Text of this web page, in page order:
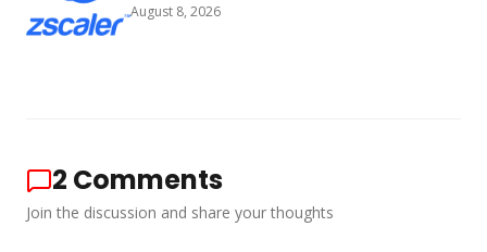
August 8, 2026
2 Comments
Join the discussion and share your thoughts